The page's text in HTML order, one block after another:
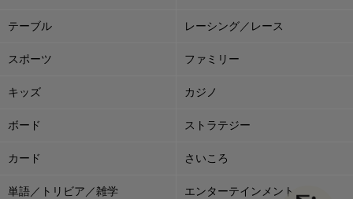
テーブル レーシング／レース
スポーツ ファミリー
キッズ カジノ
ボード ストラテジー
カード さいころ
単語／トリビア／雑学 エンターテインメント